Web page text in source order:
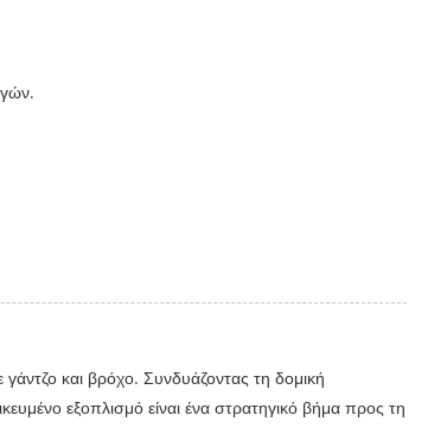
και βρόχο. Συνδυάζοντας τη δομική
εξοπλισμό είναι ένα στρατηγικό βήμα προς τη